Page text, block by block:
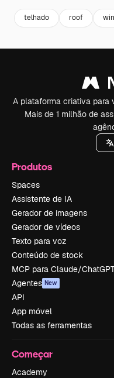
telhado roof
A plataforma criativa para
Mais de 1 milhão de
Produtos
Spaces
Assistente de IA
Gerador de imagens
Gerador de vídeos
Texto para voz
Conteúdo de stock
MCP para Claude/
Agentes New
API
App móvel
Todas as ferramentas
Começar
Academy